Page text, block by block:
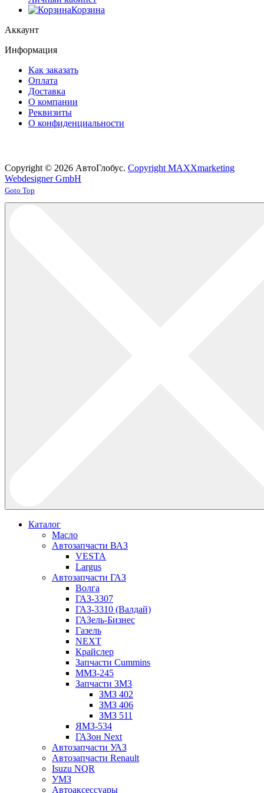
Корзина
Аккаунт
Информация
Как заказать
Оплата
Доставка
О компании
Реквизиты
О конфиденциальности
Copyright © 2026 АвтоГлобус. Copyright MAXXmarketing
Webdesigner GmbH
Joomla! 3 Templates
Goto Top
Каталог
Масло
Автозапчасти ВАЗ
VESTA
Largus
Автозапчасти ГАЗ
Волга
ГАЗ-3307
ГАЗ-3310 (Валдай)
ГАЗель-Бизнес
Газель
NEXT
Крайслер
Запчасти Cummins
ММЗ-245
Запчасти ЗМЗ
ЗМЗ 402
ЗМЗ 406
ЗМЗ 511
ЯМЗ-534
ГАЗон Next
Автозапчасти УАЗ
Автозапчасти Renault
Isuzu NQR
УМЗ
Автоаксессуары